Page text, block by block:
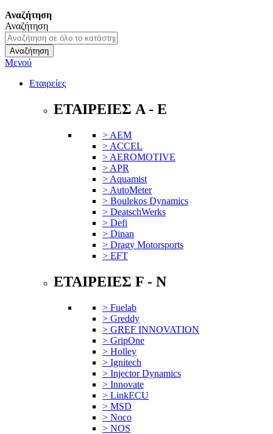
Αναζήτηση
Αναζήτηση
Αναζήτηση
Μενού
Εταιρείες
ΕΤΑΙΡΕΙΕΣ A - E
> AEM
> ACCEL
> AEROMOTIVE
> APR
> Aquamist
> AutoMeter
> Boulekos Dynamics
> DeatschWerks
> Defi
> Dinan
> Dragy Motorsports
> EFT
ΕΤΑΙΡΕΙΕΣ F - N
> Fuelab
> Greddy
> GREF INNOVATION
> GripOne
> Holley
> Ignitech
> Injector Dynamics
> Innovate
> LinkECU
> MSD
> Noco
> NOS